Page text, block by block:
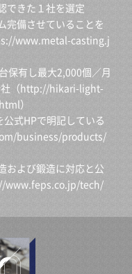
できた１社を選定
完備させていることを
www.metal-casting.j
保有し最大2,000個／月
（http://hikari-light-
）
式HPで明記している
business/products/
および鍛造に対応と公
www.feps.co.jp/tech/